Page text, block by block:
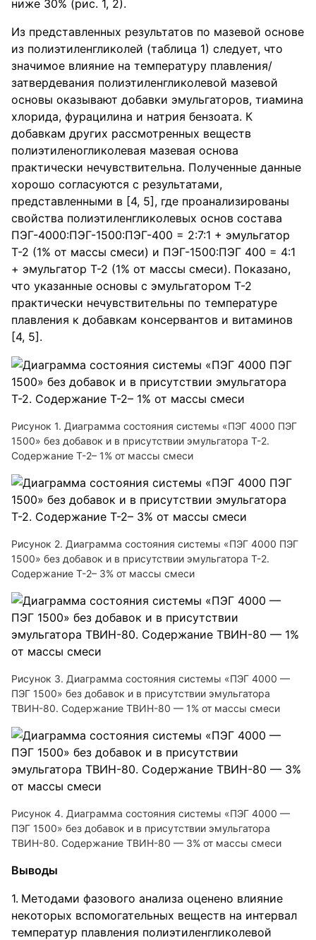
ниже 30% (рис. 1, 2).
Из представленных результатов по мазевой основе
из полиэтиленгликолей (таблица 1) следует, что
значимое влияние на температуру плавления/
затвердевания полиэтиленгликолевой мазевой
основы оказывают добавки эмульгаторов, тиамина
хлорида, фурацилина и натрия бензоата. К
добавкам других рассмотренных веществ
полиэтиленогликолевая мазевая основа
практически нечувствительна. Полученные данные
хорошо согласуются с результатами,
представленными в [4, 5], где проанализированы
свойства полиэтиленгликолевых основ состава
ПЭГ-4000:ПЭГ-1500:ПЭГ-400 = 2:7:1 + эмульгатор
Т-2 (1% от массы смеси) и ПЭГ-1500:ПЭГ 400 = 4:1
+ эмульгатор Т-2 (1% от массы смеси). Показано,
что указанные основы с эмульгатором Т-2
практически нечувствительны по температуре
плавления к добавкам консервантов и витаминов
[4, 5].
Рисунок 1. Диаграмма состояния системы «ПЭГ 4000 ПЭГ
1500» без добавок и в присутствии эмульгатора Т-2.
Содержание Т-2– 1% от массы смеси
Рисунок 2. Диаграмма состояния системы «ПЭГ 4000 ПЭГ
1500» без добавок и в присутствии эмульгатора Т-2.
Содержание Т-2– 3% от массы смеси
Рисунок 3. Диаграмма состояния системы «ПЭГ 4000 —
ПЭГ 1500» без добавок и в присутствии эмульгатора
ТВИН-80. Содержание ТВИН-80 — 1% от массы смеси
Рисунок 4. Диаграмма состояния системы «ПЭГ 4000 —
ПЭГ 1500» без добавок и в присутствии эмульгатора
ТВИН-80. Содержание ТВИН-80 — 3% от массы смеси
Выводы
Методами фазового анализа оценено влияние
некоторых вспомогательных веществ на интервал
температур плавления полиэтиленгликолевой